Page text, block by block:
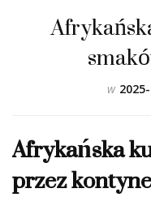
w
Afrykańska
przez